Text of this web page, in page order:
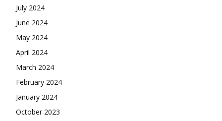
July 2024
June 2024
May 2024
April 2024
March 2024
February 2024
January 2024
October 2023